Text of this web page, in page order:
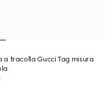
a tracolla Gucci Tag misura